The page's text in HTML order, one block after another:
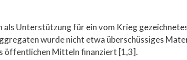
Unterstützung für ein vom Krieg
wurde nicht etwa überschüssiges
öffentlichen Mitteln finanziert [1,3].